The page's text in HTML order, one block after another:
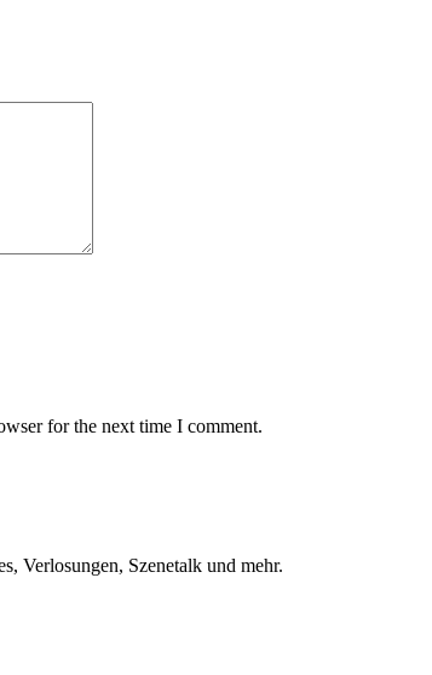
for the next time I comment.
Verlosungen, Szenetalk und mehr.